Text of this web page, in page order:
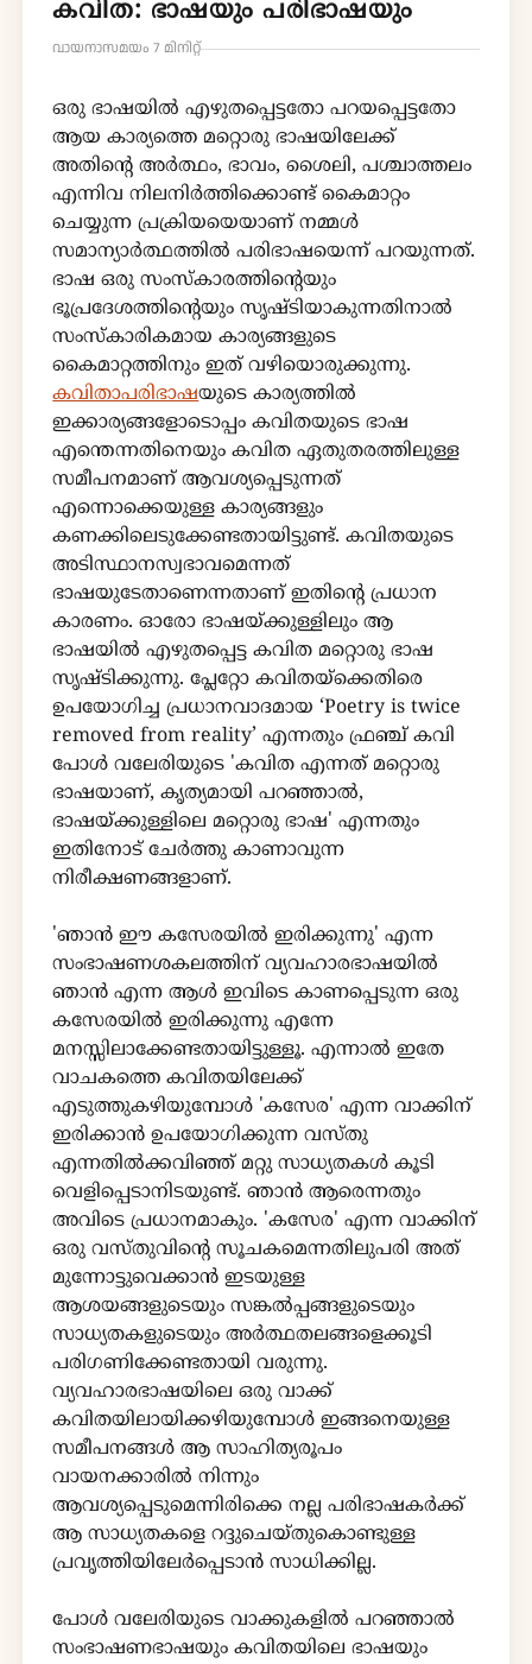
കവിത: ഭാഷയും പരിഭാഷയും
വായനാസമയം 7 മിനിറ്റ്
ഒരു ഭാഷയിൽ എഴുതപ്പെട്ടതോ പറയപ്പെട്ടതോ
ആയ കാര്യത്തെ മറ്റൊരു ഭാഷയിലേക്ക്
അതിൻ്റെ അർത്ഥം, ഭാവം, ശൈലി, പശ്ചാത്തലം
എന്നിവ നിലനിർത്തിക്കൊണ്ട് കൈമാറ്റം
ചെയ്യുന്ന പ്രക്രിയയെയാണ് നമ്മൾ
സമാന്യാർത്ഥത്തിൽ പരിഭാഷയെന്ന് പറയുന്നത്.
ഭാഷ ഒരു സംസ്കാരത്തിൻ്റെയും
ഭൂപ്രദേശത്തിൻ്റെയും സൃഷ്ടിയാകുന്നതിനാൽ
സംസ്കാരികമായ കാര്യങ്ങളുടെ
കൈമാറ്റത്തിനും ഇത് വഴിയൊരുക്കുന്നു.
കവിതാപരിഭാഷയുടെ കാര്യത്തിൽ
ഇക്കാര്യങ്ങളോടൊപ്പം കവിതയുടെ ഭാഷ
എന്തെന്നതിനെയും കവിത ഏതുതരത്തിലുള്ള
സമീപനമാണ് ആവശ്യപ്പെടുന്നത്
എന്നൊക്കെയുള്ള കാര്യങ്ങളും
കണക്കിലെടുക്കേണ്ടതായിട്ടുണ്ട്. കവിതയുടെ
അടിസ്ഥാനസ്വഭാവമെന്നത്
ഭാഷയുടേതാണെന്നതാണ് ഇതിൻ്റെ പ്രധാന
കാരണം. ഓരോ ഭാഷയ്ക്കുള്ളിലും ആ
ഭാഷയിൽ എഴുതപ്പെട്ട കവിത മറ്റൊരു ഭാഷ
സൃഷ്ടിക്കുന്നു. പ്ലേറ്റോ കവിതയ്ക്കെതിരെ
ഉപയോഗിച്ച പ്രധാനവാദമായ ‘Poetry is twice
removed from reality’ എന്നതും ഫ്രഞ്ച് കവി
പോൾ വലേരിയുടെ 'കവിത എന്നത് മറ്റൊരു
ഭാഷയാണ്, കൃത്യമായി പറഞ്ഞാൽ,
ഭാഷയ്ക്കുള്ളിലെ മറ്റൊരു ഭാഷ' എന്നതും
ഇതിനോട് ചേർത്തു കാണാവുന്ന
നിരീക്ഷണങ്ങളാണ്.
'ഞാൻ ഈ കസേരയിൽ ഇരിക്കുന്നു' എന്ന
സംഭാഷണശകലത്തിന് വ്യവഹാരഭാഷയിൽ
ഞാൻ എന്ന ആൾ ഇവിടെ കാണപ്പെടുന്ന ഒരു
കസേരയിൽ ഇരിക്കുന്നു എന്നേ
മനസ്സിലാക്കേണ്ടതായിട്ടുള്ളൂ. എന്നാൽ ഇതേ
വാചകത്തെ കവിതയിലേക്ക്
എടുത്തുകഴിയുമ്പോൾ 'കസേര' എന്ന വാക്കിന്
ഇരിക്കാൻ ഉപയോഗിക്കുന്ന വസ്തു
എന്നതിൽക്കവിഞ്ഞ് മറ്റു സാധ്യതകൾ കൂടി
വെളിപ്പെടാനിടയുണ്ട്. ഞാൻ ആരെന്നതും
അവിടെ പ്രധാനമാകും. 'കസേര' എന്ന വാക്കിന്
ഒരു വസ്തുവിൻ്റെ സൂചകമെന്നതിലുപരി അത്
മുന്നോട്ടുവെക്കാൻ ഇടയുള്ള
ആശയങ്ങളുടെയും സങ്കൽപ്പങ്ങളുടെയും
സാധ്യതകളുടെയും അർത്ഥതലങ്ങളെക്കൂടി
പരിഗണിക്കേണ്ടതായി വരുന്നു.
വ്യവഹാരഭാഷയിലെ ഒരു വാക്ക്
കവിതയിലായിക്കഴിയുമ്പോൾ ഇങ്ങനെയുള്ള
സമീപനങ്ങൾ ആ സാഹിത്യരൂപം
വായനക്കാരിൽ നിന്നും
ആവശ്യപ്പെടുമെന്നിരിക്കെ നല്ല പരിഭാഷകർക്ക്
ആ സാധ്യതകളെ റദ്ദുചെയ്തുകൊണ്ടുള്ള
പ്രവൃത്തിയിലേർപ്പെടാൻ സാധിക്കില്ല.
പോൾ വലേരിയുടെ വാക്കുകളിൽ പറഞ്ഞാൽ
സംഭാഷണഭാഷയും കവിതയിലെ ഭാഷയും